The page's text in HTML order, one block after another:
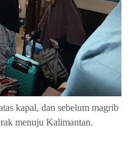
kapal, dan sebelum magrib
menuju Kalimantan.